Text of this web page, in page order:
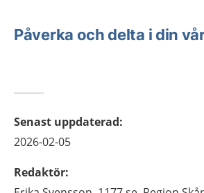
Påverka och delta i din
Senast uppdaterad:
2026-02-05
Redaktör: